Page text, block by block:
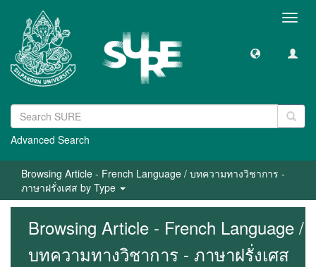
Advanced Search
Browsing Article - French Language / บทความทางวิชาการ -
ภาษาฝรั่งเศส by Type
Browsing Article - French Language /
บทความทางวิชาการ - ภาษาฝรั่งเศส